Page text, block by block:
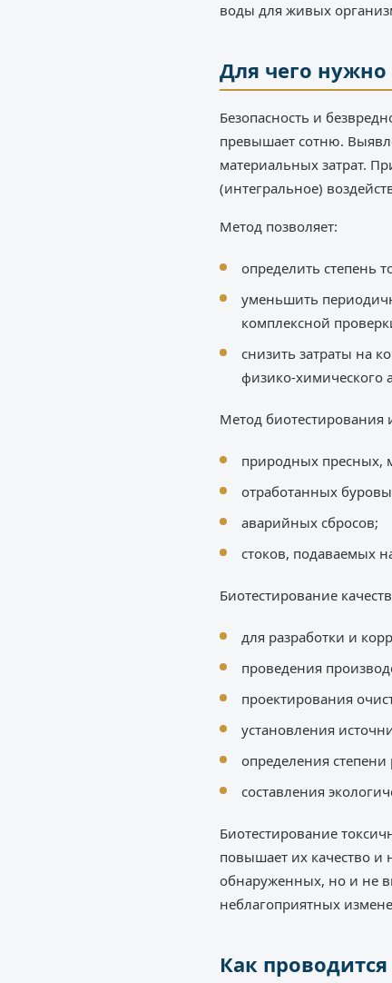
воды для живых
Для чего
Безопасность и
превышает сотню.
материальных затрат.
(интегральное)
Метод позволяет:
определить степень
уменьшить
комплексной
снизить затраты на
физико-химического
Метод биотестирования
природных пресных,
отработанных
аварийных сбросов;
стоков, подаваемых
Биотестирование
для разработки и
проведения
проектирования
установления
определения
составления
Биотестирование
повышает их качество и
обнаруженных, но и не
неблагоприятных
Как